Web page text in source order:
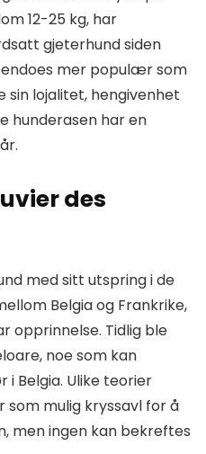
12-25 kg, har
gjeterhund siden
mer populær som
lojalitet, hengivenhet
hunderasen har en
des
med sitt utspring i de
Belgia og Frankrike,
opprinnelse. Tidlig ble
noe som kan
i Belgia. Ulike teorier
mulig kryssavl for å
men ingen kan bekreftes